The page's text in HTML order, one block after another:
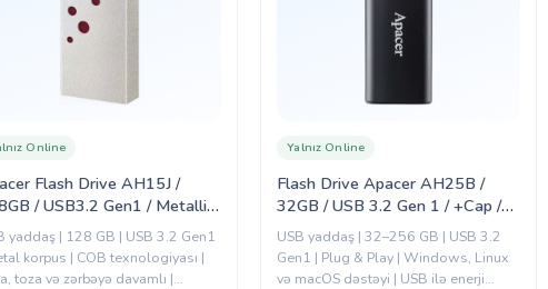
Flash Drive AH15J /
/ USB3.2 Gen1 / Metallic
(AP128GAH15JR-1)
Online
yaddaş | 128 GB | USB 3.2 Gen1
korpus | COB texnologiyası |
toza və zərbəyə davamlı |
Flash Drive Apacer AH25B /
32GB / USB 3.2 Gen 1 / +Cap /
Black (AP32GAH25BB-1)
Yalnız Online
USB yaddaş | 32–256 GB | USB 3.2
Gen1 | Plug & Play | Windows, Linux
və macOS dəstəyi | USB ilə enerji